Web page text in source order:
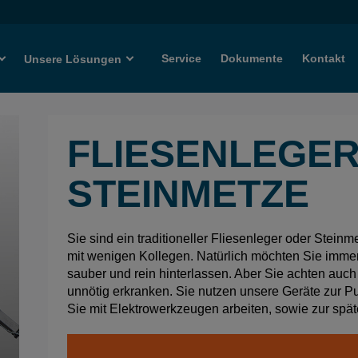
Unsere Lösungen Service Dokumente Kontakt
STEINMETZE
Sie sind ein traditioneller Fliesenleger oder
mit wenigen Kollegen. Natürlich möchten Sie
sauber und rein hinterlassen. Aber Sie achten
unnötig erkranken. Sie nutzen unsere Geräte zur
Sie mit Elektrowerkzeugen arbeiten, sowie zur